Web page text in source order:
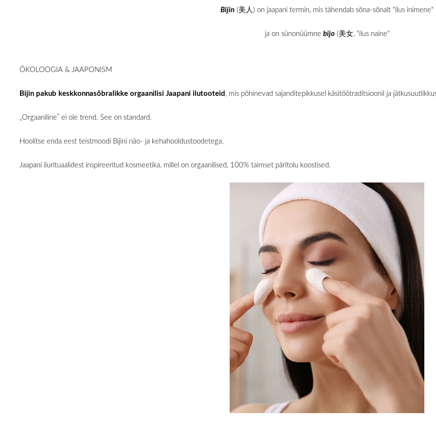
Bijin (美人) on jaapani termin, mis tähendab sõna-sõnalt "ilus inimene"
ja on sünonüümne bijo(美女, "ilus naine"
ÖKOLOOGIA & JAAPONISM
Bijin pakub keskkonnasõbralikke orgaanilisi Jaapani ilutooteid, mis põhinevad sajanditepikkusel käsitöötraditsioonil ja
„Orgaaniline” ei ole trend. See on standard.
Hoolitse enda eest teistmoodi Bijini näo- ja kehahooldustoodetega.
Jaapani ilurituaalidest inspireeritud kosmeetika, millel on orgaanilised, 100% taimset päritolu koostised.